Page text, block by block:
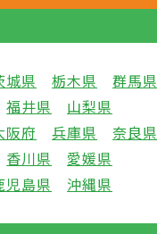
城県 栃木県
群馬県
福井県
山梨県
阪府 兵庫県
奈良県
香川県
愛媛県
児島県 沖縄県